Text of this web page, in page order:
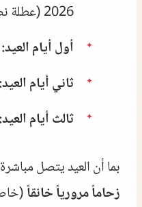
2026 (عطلة نصف يوم تبدأ من الظهيرة).
أول أيام العيد:
ثاني أيام العيد:
ثالث أيام العيد:
بما أن العيد يتصل
زحاماً مرورياً خانقاً